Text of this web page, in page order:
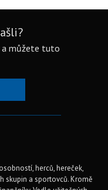
a můžete tuto
herců, hereček,
skupin a sportovců. Kromě